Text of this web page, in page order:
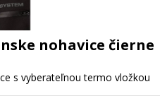
nohavice čierne
s vyberateľnou termo vložkou